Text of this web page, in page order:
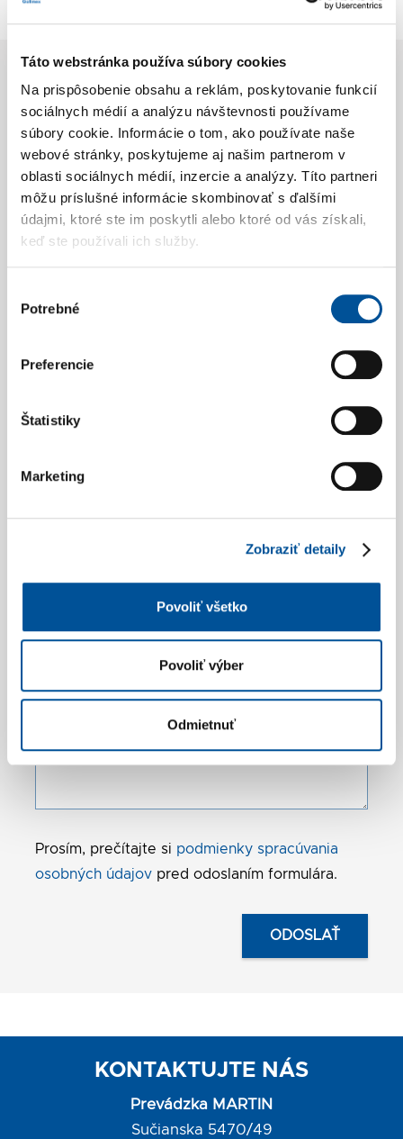
Táto webstránka používa súbory cookies
Na prispôsobenie obsahu a reklám, poskytovanie funkcií
sociálnych médií a analýzu návštevnosti používame
súbory cookie. Informácie o tom, ako používate naše
webové stránky, poskytujeme aj našim partnerom v
oblasti sociálnych médií, inzercie a analýzy. Títo partneri
môžu príslušné informácie skombinovať s ďalšími
údajmi, ktoré ste im poskytli alebo ktoré od vás získali,
keď ste používali ich služby.
súhlasu
Potrebné
Preferencie
Štatistiky
Marketing
Zobraziť detaily
Povoliť všetko
Povoliť výber
Odmietnuť
Máte záujem o vozidlo zo
skladovej ponuky?
Neváhajte nás kontaktovať
GALIMEX Martin
+421 43 4005 116
Prosím, prečítajte si podmienky spracúvania
osobných údajov pred odoslaním formulára.
KONTAKTUJTE NÁS
Prevádzka MARTIN
Sučianska 5470/49